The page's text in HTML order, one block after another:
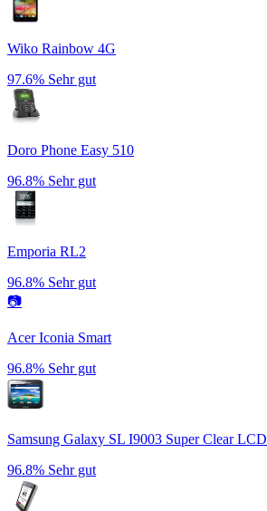
Wiko Rainbow 4G
97.6% Sehr gut
Doro Phone Easy 510
96.8% Sehr gut
Emporia RL2
96.8% Sehr gut
📷
Acer Iconia Smart
96.8% Sehr gut
Samsung Galaxy SL I9003 Super Clear LCD
96.8% Sehr gut